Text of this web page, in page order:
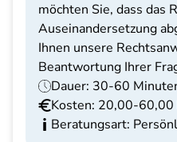
möchten Sie, dass das
Auseinandersetzung
Ihnen unsere
Beantwortung Ihrer
Dauer: 30-60
Kosten: 20,00-60,00
Beratungsart: